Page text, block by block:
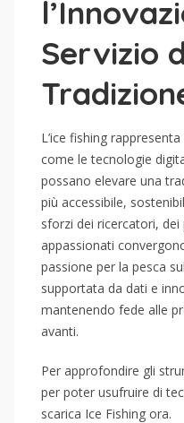
Servizio
L’ice fishing
come le tecnologie
possano elevare una
più accessibile,
sforzi dei ricercatori,
appassionati
passione per la pesca
supportata da dati e
mantenendo fede alle
avanti.
Per approfondire gli
per poter usufruire di
scarica Ice Fishing ora.